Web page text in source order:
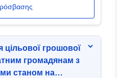
грошової
громадянам з
станом на